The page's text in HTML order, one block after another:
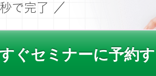
で完了 ／
ぐセミナーに予約